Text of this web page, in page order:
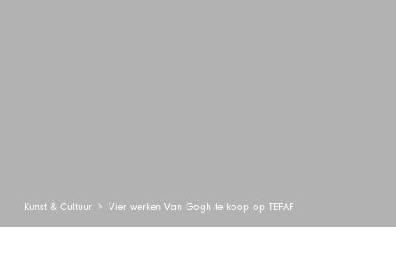
Kunst & Cultuur Vier werken Van Gogh te koop op TEFAF